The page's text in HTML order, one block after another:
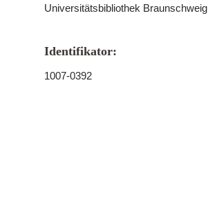
Universitätsbibliothek Braunschweig
Identifikator:
1007-0392